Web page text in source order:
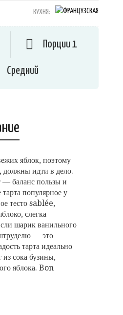
КУХНЯ:
Порции 1
Средний
яблок, поэтому
должны идти в дело.
баланс пользы и
популярное у
тесто sablée,
слегка
шарик ванильного
— это
тарта идеально
из сока бузины,
яблока. Bon